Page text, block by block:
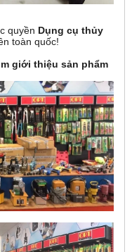
quyền Dụng cụ thủy
toàn quốc!
giới thiệu sản phẩm